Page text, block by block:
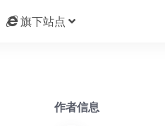
旗下站点
作者信息